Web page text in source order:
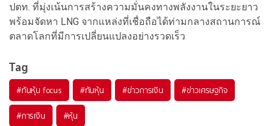
ปตท. ที่มุ่งเน้นการสร้างความมั่นคงทางพลังงานในระยะยาว
พร้อมจัดหา LNG จากแหล่งที่เชื่อถือได้ท่ามกลางสถานการณ์
ตลาดโลกที่มีการเปลี่ยนแปลงอย่างรวดเร็ว
Tag
#ทันหุ้น focus #ทันหุ้น #ข่าวการเงิน #ข่าวเศรษฐกิจ
#การเงิน #หุ้น